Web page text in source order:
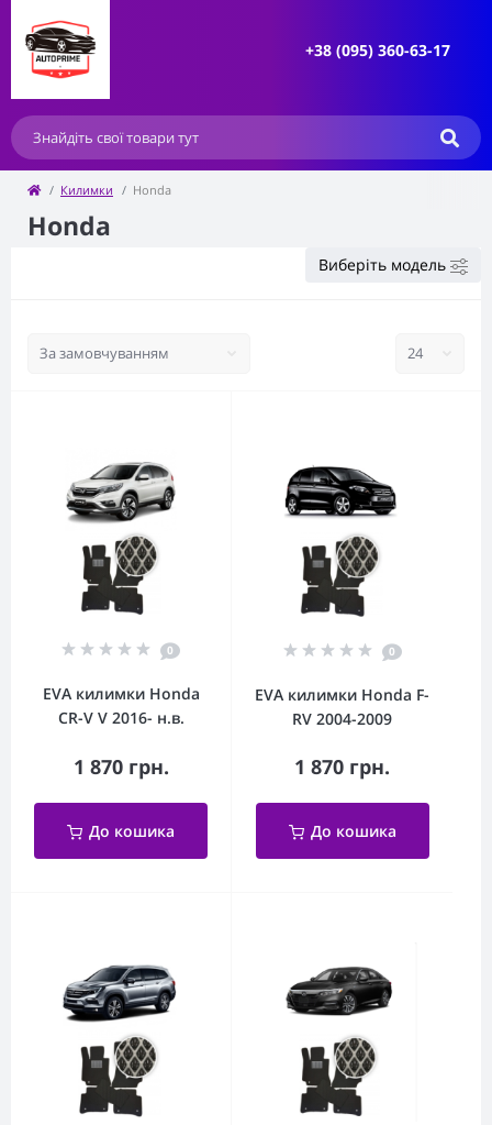
+38 (095) 360-63-17
Килимки Honda
Honda
Виберіть модель
0
EVA килимки Honda
CR-V V 2016- н.в.
1 870 грн.
До кошика
0
EVA килимки Honda F-
RV 2004-2009
1 870 грн.
До кошика